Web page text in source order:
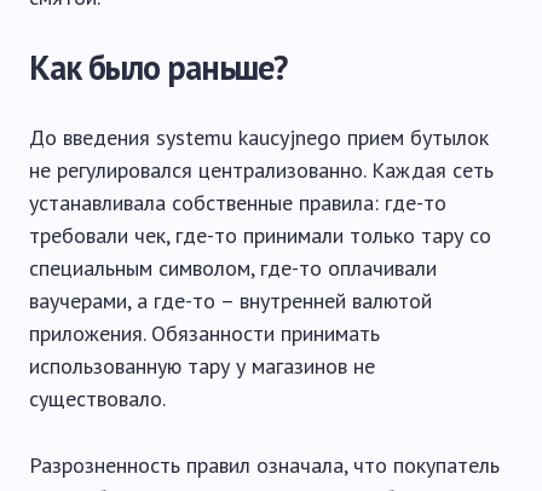
Как было раньше?
До введения systemu kaucyjnego прием бутылок
не регулировался централизованно. Каждая сеть
устанавливала собственные правила: где-то
требовали чек, где-то принимали только тару со
специальным символом, где-то оплачивали
ваучерами, а где-то – внутренней валютой
приложения. Обязанности принимать
использованную тару у магазинов не
существовало.
Разрозненность правил означала, что покупатель